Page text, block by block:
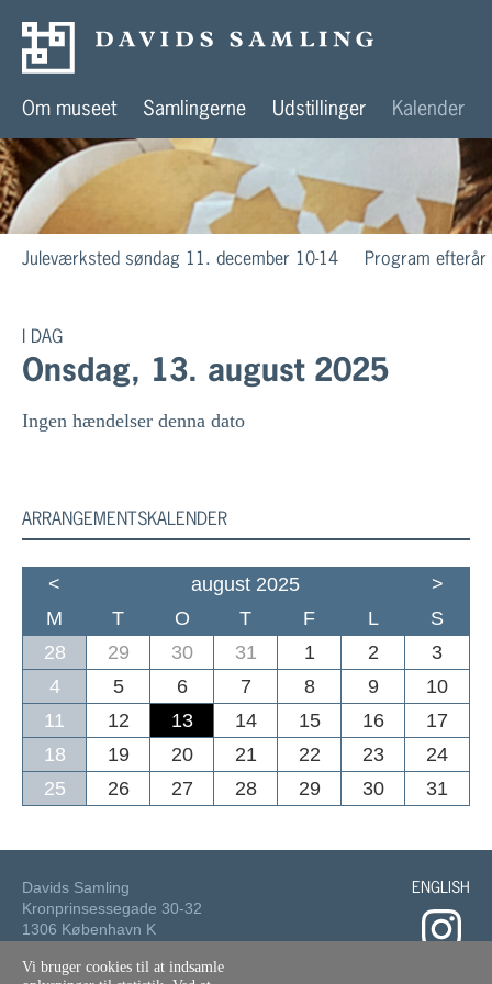
Om museet Samlingerne Udstillinger Kalender
Juleværksted søndag 11. december 10-14 Program
I DAG
Onsdag, 13. august 2025
Ingen hændelser denna dato
ARRANGEMENTSKALENDER
< august 2025
>
M
T O T F L
S
28
29 30 31 1 2
3
4
5 6 7 8 9
10
11
12 13 14 15 16
17
18
19 20 21 22 23
24
25
26 27 28 29 30 31
Davids Samling
Kronprinsessegade 30-32
1306 København K
Tlf.: 33 73 49 49
ENGLISH
Vi bruger cookies til at indsamle